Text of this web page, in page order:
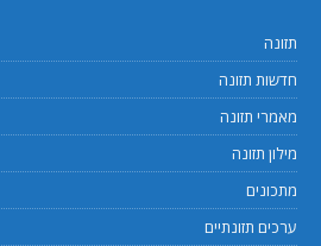
תזונה
חדשות תזונה
מאמרי תזונה
מילון תזונה
מתכונים
ערכים תזונתיים